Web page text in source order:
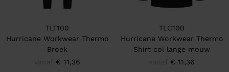
TLT100
Hurricane Workwear Thermo
Broek
€ 11,36
TLC100
Hurricane Workwear Thermo
Shirt col lange mouw
€ 11,36